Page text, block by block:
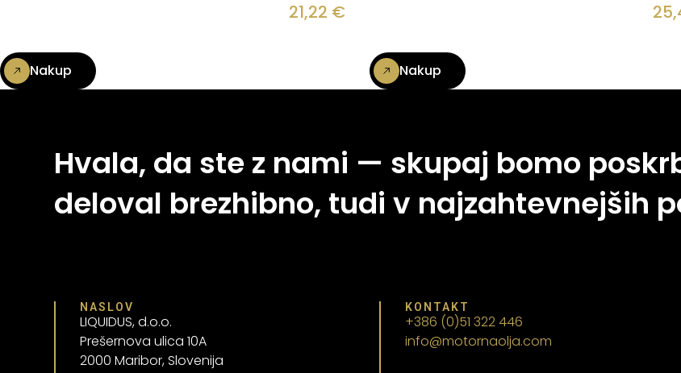
21,22 €
Nakup Nakup
Hvala, da ste z nami — skupaj bomo
deloval brezhibno, tudi v najzahtevnejših
NASLOV
LIQUIDUS, d.o.o.
Prešernova ulica 10A
2000 Maribor, Slovenija
KONTAKT
+386 (0)51 322 446
info@motornaolja.com